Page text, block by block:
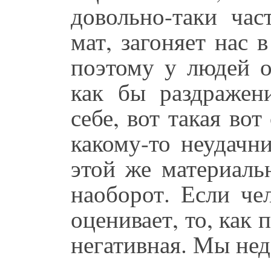
довольно-таки
мат, загоняет
поэтому у людей
как бы
себе, вот такая
какому-то
этой же
наоборот. Если
оценивает, то, как
негативная. Мы